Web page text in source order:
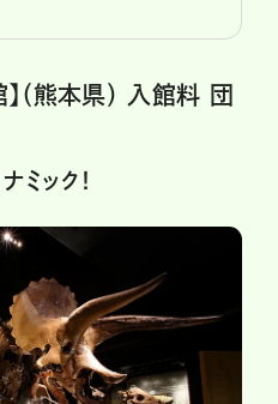
（熊本県） 入館料 団
ック！